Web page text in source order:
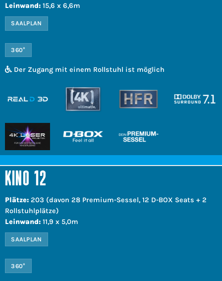
Leinwand: 15,6 x 6,6m
SAALPLAN
360°
Der Zugang mit einem Rollstuhl ist möglich
KINO 12
Plätze: 203 (davon 28 Premium-Sessel, 12 D-BOX Seats + 2
Rollstuhlplätze)
Leinwand: 11,9 x 5,0m
SAALPLAN
360°